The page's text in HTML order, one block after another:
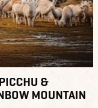
&
MOUNTAIN